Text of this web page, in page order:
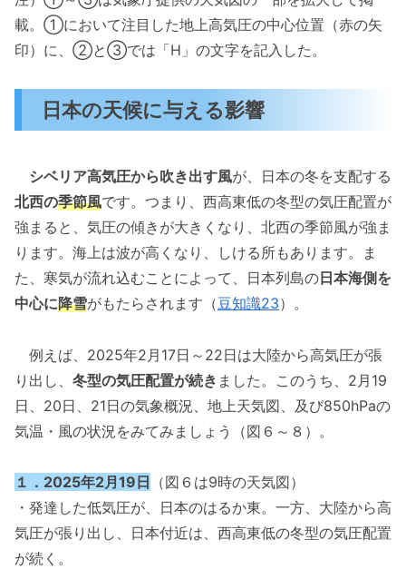
載。①において注目した地上高気圧の中心位置（赤の矢
印）に、②と③では「H」の文字を記入した。
日本の天候に与える影響
シベリア高気圧から吹き出す風が、日本の冬を支配する
北西の季節風です。つまり、西高東低の冬型の気圧配置が
強まると、気圧の傾きが大きくなり、北西の季節風が強ま
ります。海上は波が高くなり、しける所もあります。ま
た、寒気が流れ込むことによって、日本列島の日本海側を
中心に降雪がもたらされます（豆知識23）。
例えば、2025年2月17日～22日は大陸から高気圧が張
り出し、 冬型の気圧配置が続き ました。このうち、2月19
日、20日、21日の気象概況、地上天気図、及び850hPaの
気温・風の状況をみてみましょう（図６～８）。
１．2025年2月19日 （図６は9時の天気図）
・発達した低気圧が、日本のはるか東。一方、大陸から高
気圧が張り出し、日本付近は、西高東低の冬型の気圧配置
が続く。